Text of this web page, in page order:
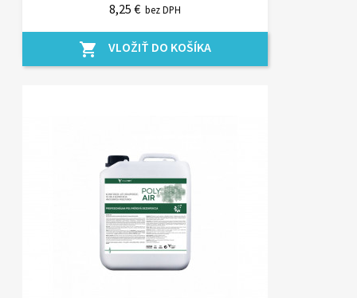
8,25 € bez DPH
shopping_cart VLOŽIŤ DO KOŠÍKA